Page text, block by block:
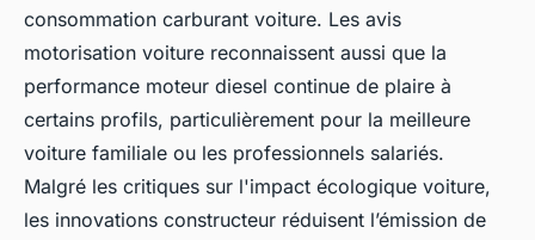
consommation carburant voiture. Les avis
motorisation voiture reconnaissent aussi que la
performance moteur diesel continue de plaire à
certains profils, particulièrement pour la meilleure
voiture familiale ou les professionnels salariés.
Malgré les critiques sur l'impact écologique voiture,
les innovations constructeur réduisent l’émission de